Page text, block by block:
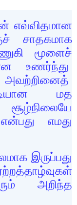
எவ்விதமான
சாதகமாக
மூளைச்
உணர்ந்து
மத
என்பது எமது
இருப்பது
அறிந்த